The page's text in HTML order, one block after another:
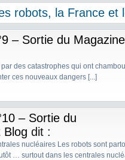
robots, la France et
– Sortie du Magazine
des catastrophes qui ont
ces nouveaux dangers [...]
– Sortie du
Blog dit :
nucléaires Les robots sont
… surtout dans les centrales